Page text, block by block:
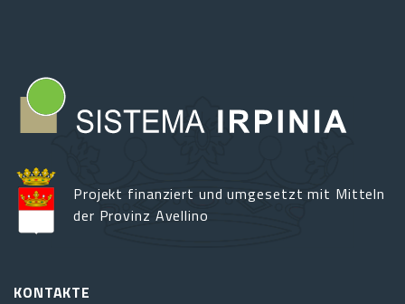
Projekt finanziert und umgesetzt mit Mitteln
der Provinz Avellino
KONTAKTE